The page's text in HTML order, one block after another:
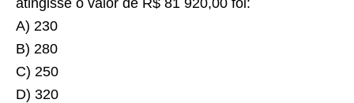
atingisse o valor de R$ 81 920,00 foi:
A) 230
B) 280
C) 250
D) 320